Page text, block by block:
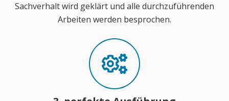
Sachverhalt wird geklärt und alle durchzuführenden
Arbeiten werden besprochen.